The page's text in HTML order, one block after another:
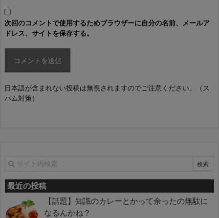
次回のコメントで使用するためブラウザーに自分の名前、メールア
ドレス、サイトを保存する。
日本語が含まれない投稿は無視されますのでご注意ください。（ス
パム対策）
最近の投稿
【話題】知識のカレーとかって余ったの無駄に
なるんかね？